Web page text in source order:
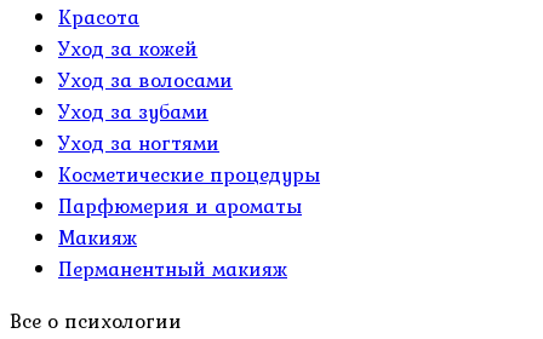
Красота
Уход за кожей
Уход за волосами
Уход за зубами
Уход за ногтями
Косметические процедуры
Парфюмерия и ароматы
Макияж
Перманентный макияж
Все о психологии